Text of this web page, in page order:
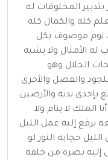
المخلوقات له
كله والكمال كله
نوم موصوف بكل
الأمثال ولا يشبه
الجلال وهو
والفضل والأخرى
يديه والأرضين
الملك لا ينام ولا
يرفع إليه عمل الليل
حجابه النور لو
بصره من خلقه